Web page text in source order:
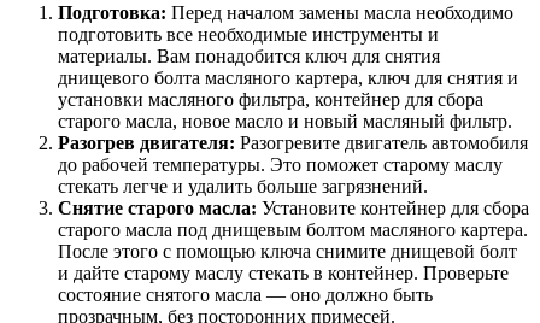
Подготовка: Перед началом замены масла необходимо
подготовить все необходимые инструменты и
материалы. Вам понадобится ключ для снятия
днищевого болта масляного картера, ключ для снятия и
установки масляного фильтра, контейнер для сбора
старого масла, новое масло и новый масляный фильтр.
Разогрев двигателя: Разогревите двигатель автомобиля
до рабочей температуры. Это поможет старому маслу
стекать легче и удалить больше загрязнений.
Снятие старого масла: Установите контейнер для сбора
старого масла под днищевым болтом масляного картера.
После этого с помощью ключа снимите днищевой болт
и дайте старому маслу стекать в контейнер. Проверьте
состояние снятого масла — оно должно быть
прозрачным, без посторонних примесей.